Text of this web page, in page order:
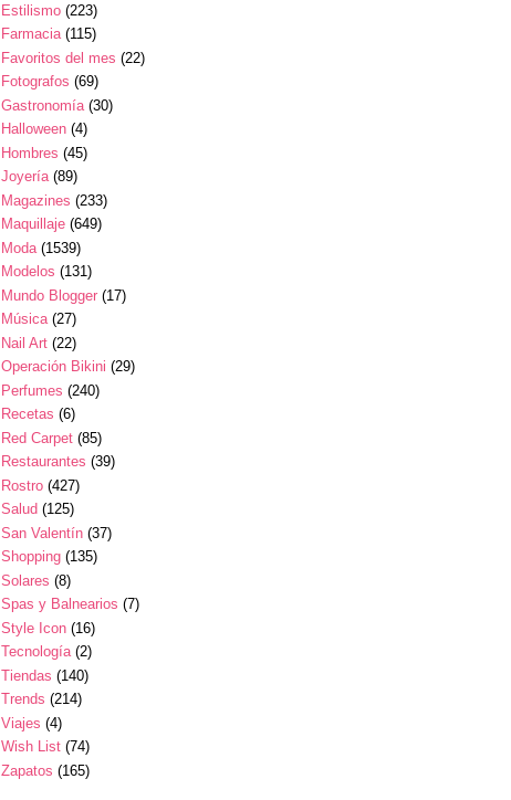
Estilismo (223)
Farmacia (115)
Favoritos del mes (22)
Fotografos (69)
Gastronomía (30)
Halloween (4)
Hombres (45)
Joyería (89)
Magazines (233)
Maquillaje (649)
Moda (1539)
Modelos (131)
Mundo Blogger (17)
Música (27)
Nail Art (22)
Operación Bikini (29)
Perfumes (240)
Recetas (6)
Red Carpet (85)
Restaurantes (39)
Rostro (427)
Salud (125)
San Valentín (37)
Shopping (135)
Solares (8)
Spas y Balnearios (7)
Style Icon (16)
Tecnología (2)
Tiendas (140)
Trends (214)
Viajes (4)
Wish List (74)
Zapatos (165)